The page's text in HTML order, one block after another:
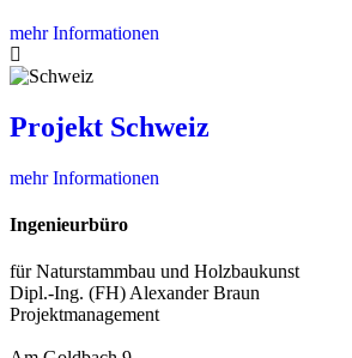
mehr Informationen
Projekt Schweiz
mehr Informationen
Ingenieurbüro
für Naturstammbau und Holzbaukunst
Dipl.-Ing. (FH) Alexander Braun
Projektmanagement